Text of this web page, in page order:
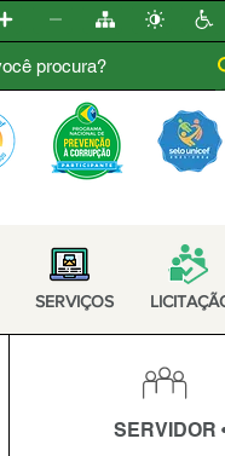
SERVIÇOS
SERVIDOR